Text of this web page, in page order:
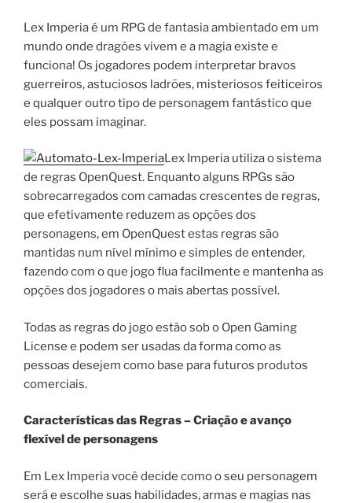
Lex Imperia é um RPG de fantasia ambientado em um
mundo onde dragões vivem e a magia existe e
funciona! Os jogadores podem interpretar bravos
guerreiros, astuciosos ladrões, misteriosos feiticeiros
e qualquer outro tipo de personagem fantástico que
eles possam imaginar.
Lex Imperia utiliza o sistema
de regras OpenQuest. Enquanto alguns RPGs são
sobrecarregados com camadas crescentes de regras,
que efetivamente reduzem as opções dos
personagens, em OpenQuest estas regras são
mantidas num nível mínimo e simples de entender,
fazendo com o que jogo flua facilmente e mantenha as
opções dos jogadores o mais abertas possível.
Todas as regras do jogo estão sob o Open Gaming
License e podem ser usadas da forma como as
pessoas desejem como base para futuros produtos
comerciais.
Características das Regras –Criação e avanço
flexível de personagens
Em Lex Imperia você decide como o seu personagem
será e escolhe suas habilidades, armas e magias nas